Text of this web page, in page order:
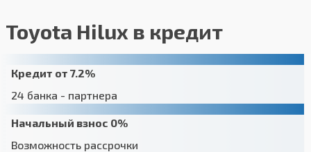
Toyota Hilux в кредит
Кредит от 7.2%
24 банка - партнера
Начальный взнос 0%
Возможность рассрочки